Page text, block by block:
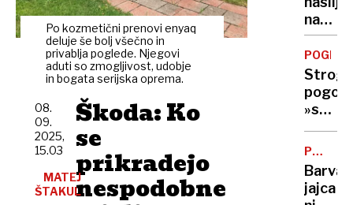
Po kozmetični prenovi enyaq
deluje še bolj všečno in
privablja poglede. Njegovi
aduti so zmogljivost, udobje
in bogata serijska oprema.
Škoda: Ko
se
prikradejo
nespodobne
08.
09.
2025,
15.03
MATEJ
ŠTAKUL
bila
nad
otroki:
Vse
več
zlorab
v
jih je
Strogi
pogoji,
zakon?
Vse,
kar
vedeti
KOTIČEK
Barva
jajca